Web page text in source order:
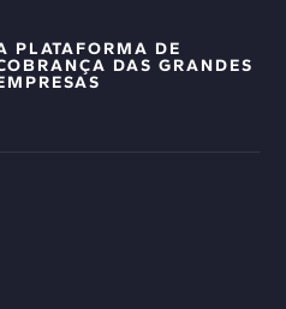
PLATAFORMA DE
DAS GRANDES